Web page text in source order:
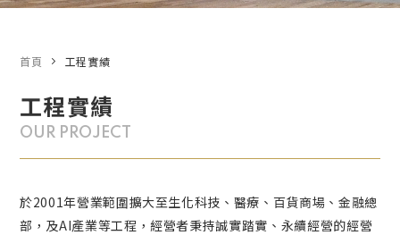
工程實績
OUR PROJECT
於2001年營業範圍擴大至生化科技、醫療、百貨商場、金融總
部，及AI產業等工程，經營者秉持誠實踏實、永續經營的經營
首頁 工程實績